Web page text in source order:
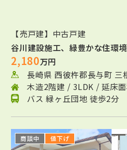
【売戸建】中古戸建
谷川建設施工、緑豊かな住環境
2,180万円
長崎県 西彼杵郡長与町 三
木造2階建 / 3LDK / 延床
バス 緑ヶ丘団地 徒歩2分
商談中 値下げ